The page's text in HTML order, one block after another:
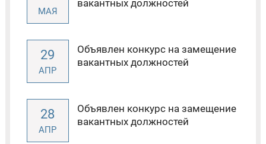
МАЯ
вакантных должностей
29
АПР
Объявлен конкурс на замещение
вакантных должностей
28
АПР
Объявлен конкурс на замещение
вакантных должностей